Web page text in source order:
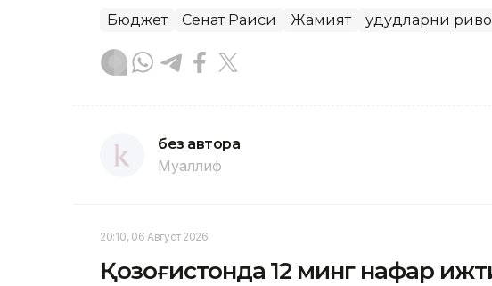
Бюджет Сенат Раиси Жамият Ҳудудларни
без автора
Муаллиф
20:10, 06 Август 2026
Қозоғистонда 12 минг нафар